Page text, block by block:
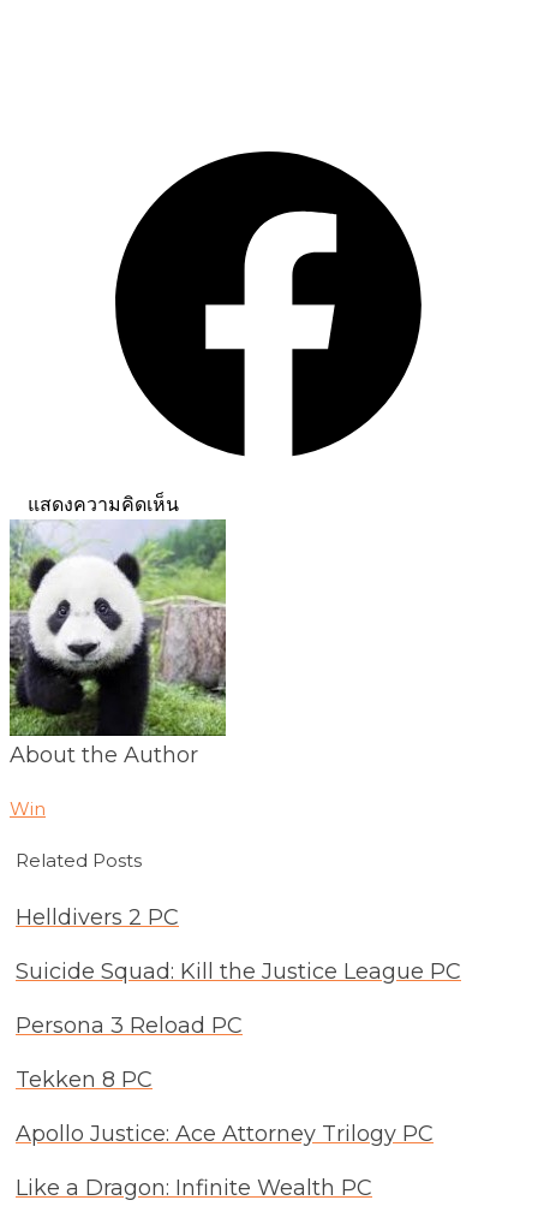
แสดงความคิดเห็น
About the Author
Win
Related Posts
Helldivers 2 PC
Suicide Squad: Kill the Justice League PC
Persona 3 Reload PC
Tekken 8 PC
Apollo Justice: Ace Attorney Trilogy PC
Like a Dragon: Infinite Wealth PC